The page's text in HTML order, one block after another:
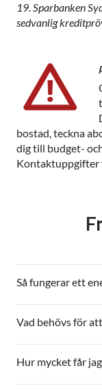
19. Sparbanken
sedvanlig
bostad, teckna
dig till budget-
Kontaktuppgifter
Så fungerar ett
Vad behövs för
Hur mycket får